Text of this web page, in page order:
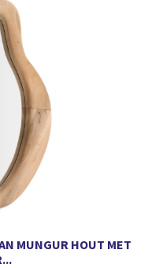
MUNGUR HOUT MET